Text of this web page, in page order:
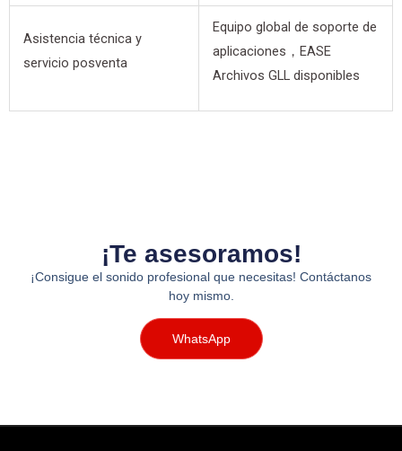
Asistencia técnica y
servicio posventa
Equipo global de soporte de
aplicaciones，EASE
Archivos GLL disponibles
¡Te asesoramos!
¡Consigue el sonido profesional que necesitas! Contáctanos
hoy mismo.
WhatsApp